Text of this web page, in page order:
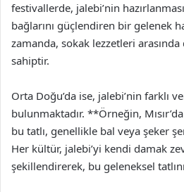
festivallerde, jalebi’nin
bağlarını güçlendiren bir gelenek
zamanda, sokak lezzetleri
sahiptir.
Orta Doğu’da ise, jalebi’nin farklı
bulunmaktadır. **Örneğin, Mısır’da
bu tatlı, genellikle bal veya şeker
Her kültür, jalebi’yi kendi damak
şekillendirerek, bu geleneksel